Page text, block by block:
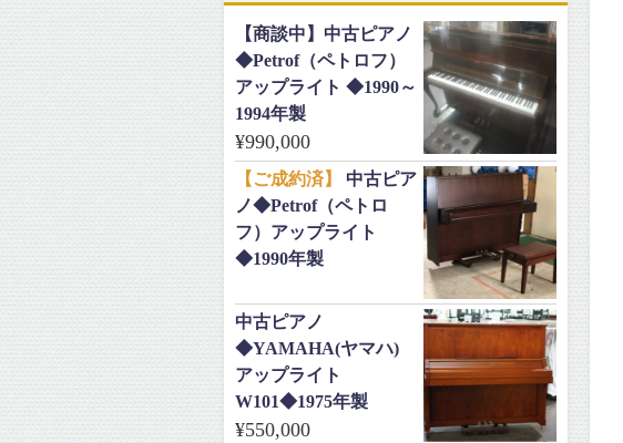
【商談中】中古ピアノ
◆Petrof（ペトロフ）
アップライト ◆1990～
1994年製
¥990,000
【ご成約済】
中古ピア
ノ◆Petrof（ペトロ
フ）アップライト
◆1990年製
中古ピアノ
◆YAMAHA(ヤマハ)
アップライト
W101◆1975年製
¥550,000